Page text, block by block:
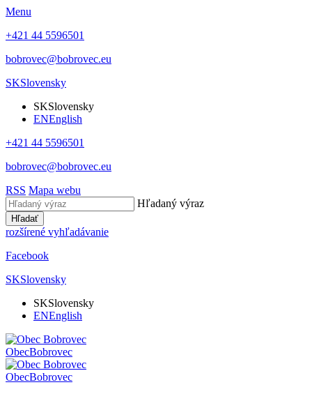
Menu
+421 44 5596501
bobrovec@bobrovec.eu
SKSlovensky
SKSlovensky
ENEnglish
+421 44 5596501
bobrovec@bobrovec.eu
RSS Mapa webu
Hľadaný výraz
Hľadať
rozšírené vyhľadávanie
Facebook
SKSlovensky
SKSlovensky
ENEnglish
ObecBobrovec
ObecBobrovec